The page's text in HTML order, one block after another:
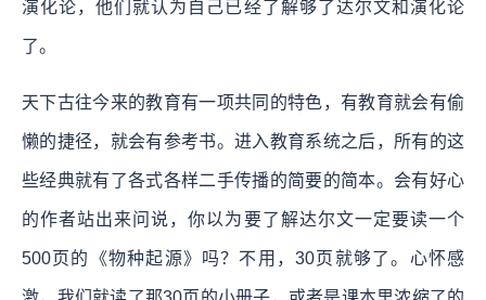
演化论，他们就认为自己已经了解够了达尔文和演化论
了。
天下古往今来的教育有一项共同的特色，有教育就会有偷
懒的捷径，就会有参考书。进入教育系统之后，所有的这
些经典就有了各式各样二手传播的简要的简本。会有好心
的作者站出来问说，你以为要了解达尔文一定要读一个
500页的《物种起源》吗？不用，30页就够了。心怀感